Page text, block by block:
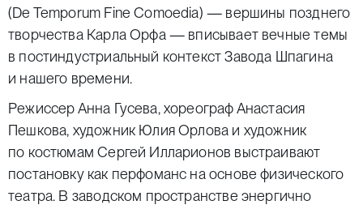
(De Temporum Fine Comoedia) — вершины позднего
творчества Карла Орфа — вписывает вечные темы
в постиндустриальный контекст Завода Шпагина
и нашего времени.
Режиссер Анна Гусева, хореограф Анастасия
Пешкова, художник Юлия Орлова и художник
по костюмам Сергей Илларионов выстраивают
постановку как перфоманс на основе физического
театра. В заводском пространстве энергично